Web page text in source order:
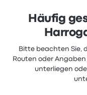
Häufig
Bitte beachten Sie,
Routen oder
unterliegen